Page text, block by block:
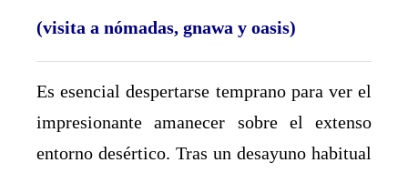
(visita a nómadas, gnawa y oasis)
Es esencial despertarse temprano para ver el
impresionante amanecer sobre el extenso
entorno desértico. Tras un desayuno habitual